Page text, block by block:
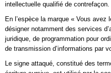
intellectuelle qualifié de contrefaçon.
En l’espèce la marque « Vous avez
désigner notamment des services
juridique, de programmation pour
de transmission d’informations par
Le signe attaqué, constitué des